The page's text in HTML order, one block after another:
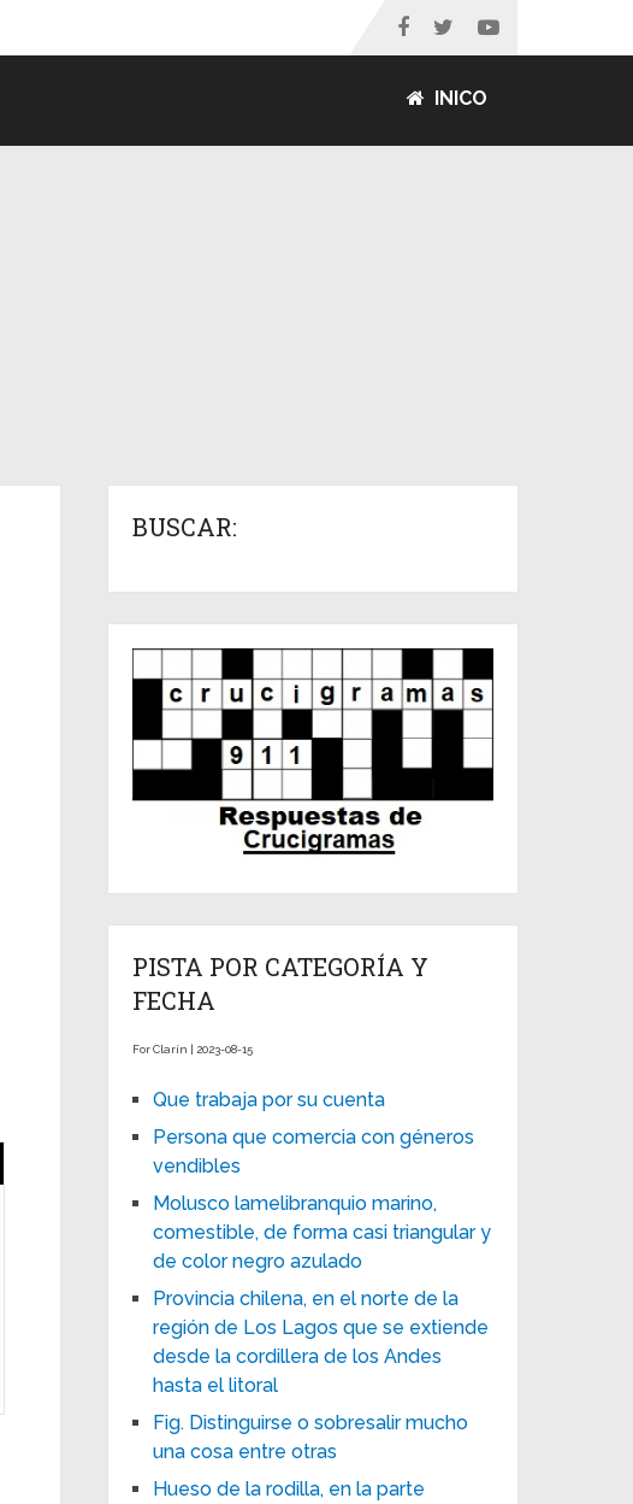
INICO
BUSCAR:
PISTA POR CATEGORÍA Y
FECHA
For Clarín | 2023-08-15
Que trabaja por su cuenta
Persona que comercia con géneros
vendibles
Molusco lamelibranquio marino,
comestible, de forma casi triangular y
de color negro azulado
Provincia chilena, en el norte de la
región de Los Lagos que se extiende
desde la cordillera de los Andes
hasta el litoral
Fig. Distinguirse o sobresalir mucho
una cosa entre otras
Hueso de la rodilla, en la parte